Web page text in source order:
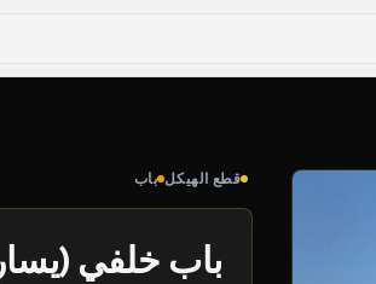
قطع الهيكل باب
باب خلفي